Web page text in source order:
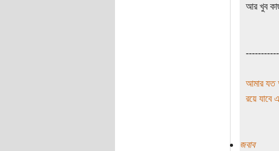
আর খুব
আমার যত
রয়ে
জবাব